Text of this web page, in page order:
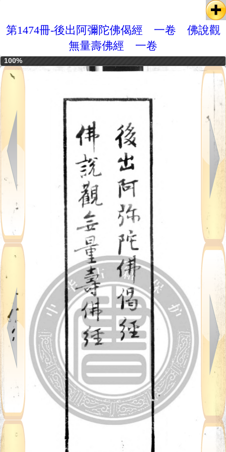
第1474冊-後出阿彌陀佛偈經 一卷 佛說觀
無量壽佛經 一卷
100%